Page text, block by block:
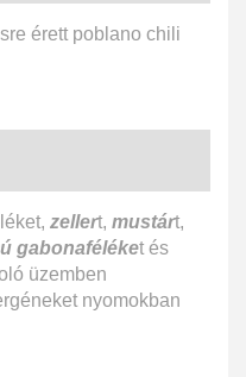
érett poblano chili
zellert, mustárt,
gabonaféléket és
üzemben
nyomokban